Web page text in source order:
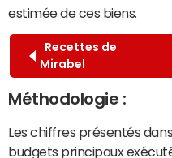
estimée de ces biens.
Recettes de
Mirabel
Méthodologie :
Les chiffres présentés
budgets principaux